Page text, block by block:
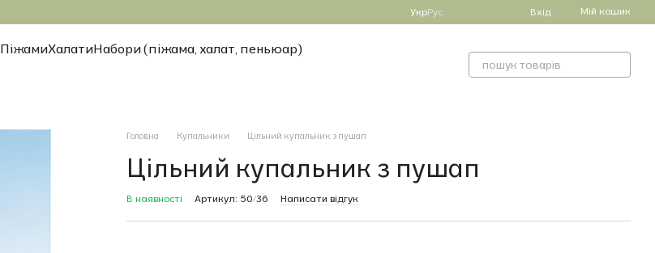
УкрРус Вхід Мій кошик
ПіжамиХалатиНабори (піжама, халат, пеньюар)
Головна Купальники Цільний купальник з пушап
Цільний купальник з пушап
В наявності Артикул: 50/36 Написати відгук